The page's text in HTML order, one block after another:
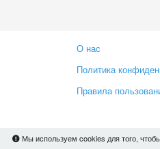
Мы используем cookies для того,
О нас
Политика
Правила